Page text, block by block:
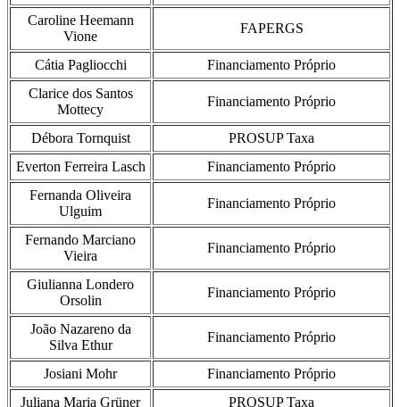
Caroline Heemann
Vione
FAPERGS
Cátia Pagliocchi
Financiamento Próprio
Clarice dos Santos
Mottecy
Financiamento Próprio
Débora Tornquist
PROSUP Taxa
Everton Ferreira Lasch
Financiamento Próprio
Fernanda Oliveira
Ulguim
Financiamento Próprio
Fernando Marciano
Vieira
Financiamento Próprio
Giulianna Londero
Orsolin
Financiamento Próprio
João Nazareno da
Silva Ethur
Financiamento Próprio
Josiani Mohr
Financiamento Próprio
Juliana Maria Grüner
PROSUP Taxa